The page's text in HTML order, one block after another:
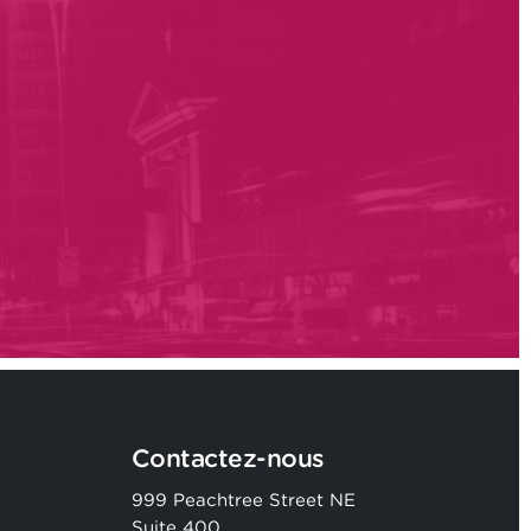
Contactez-nous
999 Peachtree Street NE